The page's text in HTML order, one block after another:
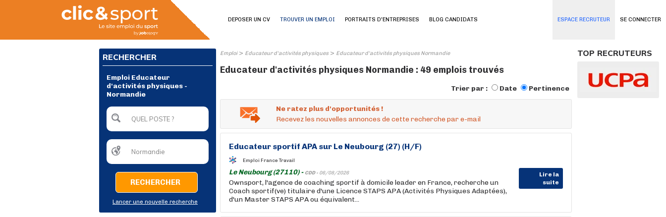
SE CONNECTER
DEPOSER UN CV TROUVER UN EMPLOI PORTRAITS D'ENTREPRISES BLOG CANDIDATS ESPACE RECRUTEUR
RECHERCHER
Emploi Educateur
d'activités physiques -
Normandie
RECHERCHER
Lancer une nouvelle recherche
Emploi> Educateur d'activités physiques> Educateur d'activités physiques Normandie
Educateur d'activités physiques Normandie : 49 emplois trouvés
Trier par : Date Pertinence
Ne ratez plus d'opportunités !
Recevez les nouvelles annonces de cette recherche par e-mail
Educateur sportif APA sur Le Neubourg (27) (H/F)
Emploi France Travail
Le Neubourg (27110) - CDD - 06/08/2026
Lire la
suite
Ownsport, l'agence de coaching sportif à domicile leader en France, recherche un
Coach sportif(ve) titulaire d'une Licence STAPS APA (Activités Physiques Adaptées),
d'un Master STAPS APA ou équivalent...
TOP RECRUTEURS